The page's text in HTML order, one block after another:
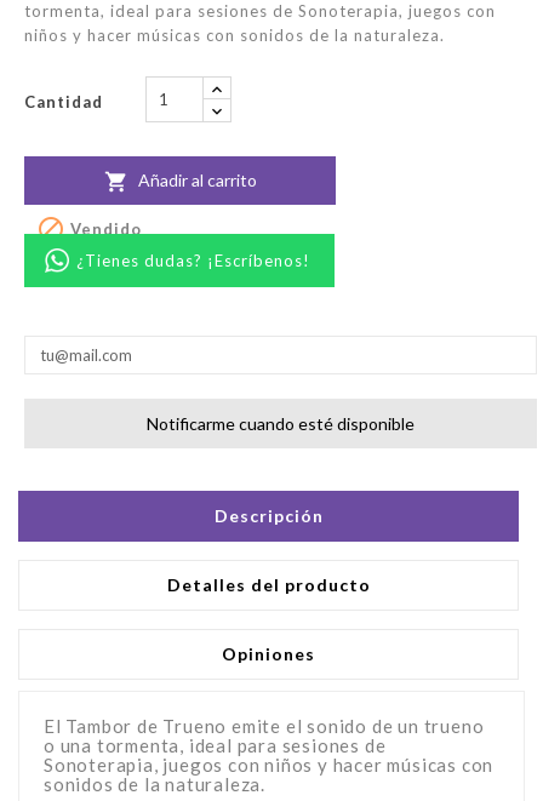
tormenta, ideal para sesiones de Sonoterapia, juegos con
niños y hacer músicas con sonidos de la naturaleza.
Cantidad
 Añadir al carrito
Vendido
¿Tienes dudas? ¡Escríbenos!
Notificarme cuando esté disponible
Descripción
Detalles del producto
Opiniones
El Tambor de Trueno emite el sonido de un trueno
o una tormenta, ideal para sesiones de
Sonoterapia, juegos con niños y hacer músicas con
sonidos de la naturaleza.